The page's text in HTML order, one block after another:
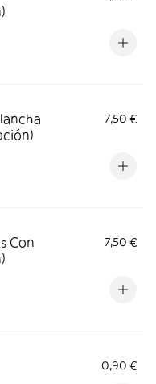
7,50 €
Con
7,50 €
0,90 €